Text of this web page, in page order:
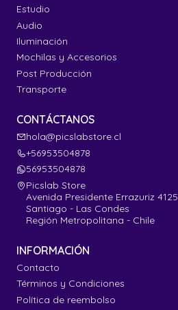
Estudio
Audio
Iluminación
Mochilas y Accesorios
Post Producción
Transporte
CONTÁCTANOS
hola@picslabstore.cl
+56953504878
56953504878
Picslab Store
Avenida Presidente Errazuriz 4125
Santiago - Las Condes
Región Metropolitana - Chile
INFORMACIÓN
Contacto
Términos y Condiciones
Política de reembolso